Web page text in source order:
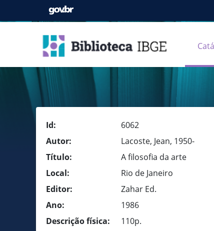
Id:
6062
Autor:
Lacoste, Jean, 1950-
Título:
A filosofia da arte
Local:
Rio de Janeiro
Editor:
Zahar Ed.
Ano:
1986
Descrição física:
110p.